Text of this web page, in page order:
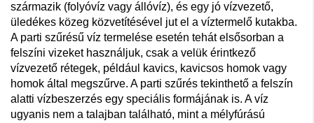
származik (folyóvíz vagy állóvíz), és egy jó vízvezető,
üledékes közeg közvetítésével jut el a víztermelő kutakba.
A parti szűrésű víz termelése esetén tehát elsősorban a
felszíni vizeket használjuk, csak a velük érintkező
vízvezető rétegek, például kavics, kavicsos homok vagy
homok által megszűrve. A parti szűrés tekinthető a felszín
alatti vízbeszerzés egy speciális formájának is. A víz
ugyanis nem a talajban található, mint a mélyfúrású